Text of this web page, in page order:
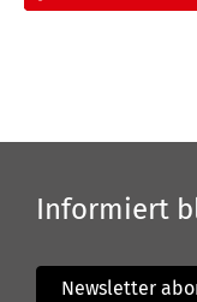
Informiert
Newsletter